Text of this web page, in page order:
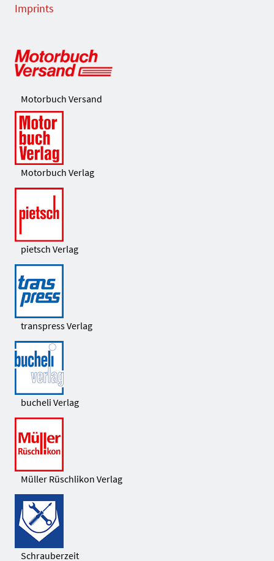
Imprints
Motorbuch Versand
Motorbuch Verlag
pietsch Verlag
transpress Verlag
bucheli Verlag
Müller Rüschlikon Verlag
Schrauberzeit